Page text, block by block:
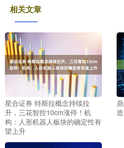
相关文章
星合证券 特斯拉概念持续拉
升，三花智控10cm涨停！机
构：人形机器人板块的确定性有
望上升